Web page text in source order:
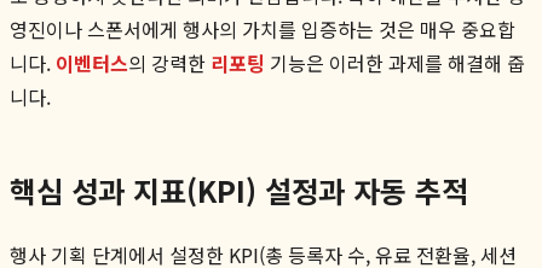
영진이나 스폰서에게 행사의 가치를 입증하는 것은 매우 중요합
니다. 이벤터스의 강력한 리포팅 기능은 이러한 과제를 해결해 줍
니다.
핵심 성과 지표(KPI) 설정과 자동 추적
행사 기획 단계에서 설정한 KPI(총 등록자 수, 유료 전환율, 세션